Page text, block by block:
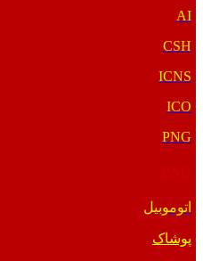
AI
CSH
ICNS
ICO
PNG
اتوموبیل
پوشاک